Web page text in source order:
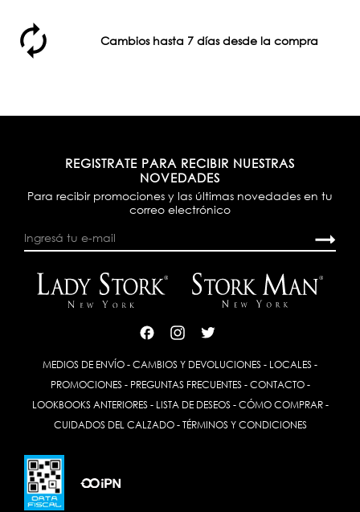
Cambios hasta 7 días desde la compra
REGISTRATE PARA RECIBIR NUESTRAS
NOVEDADES
Para recibir promociones y las últimas novedades en tu
correo electrónico
MEDIOS DE ENVÍO - CAMBIOS Y DEVOLUCIONES - LOCALES -
PROMOCIONES- PREGUNTAS FRECUENTES- CONTACTO-
LOOKBOOKS ANTERIORES- LISTA DE DESEOS- CÓMO COMPRAR-
CUIDADOS DEL CALZADO- TÉRMINOS Y CONDICIONES